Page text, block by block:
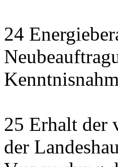
24
25 Erhalt der
der